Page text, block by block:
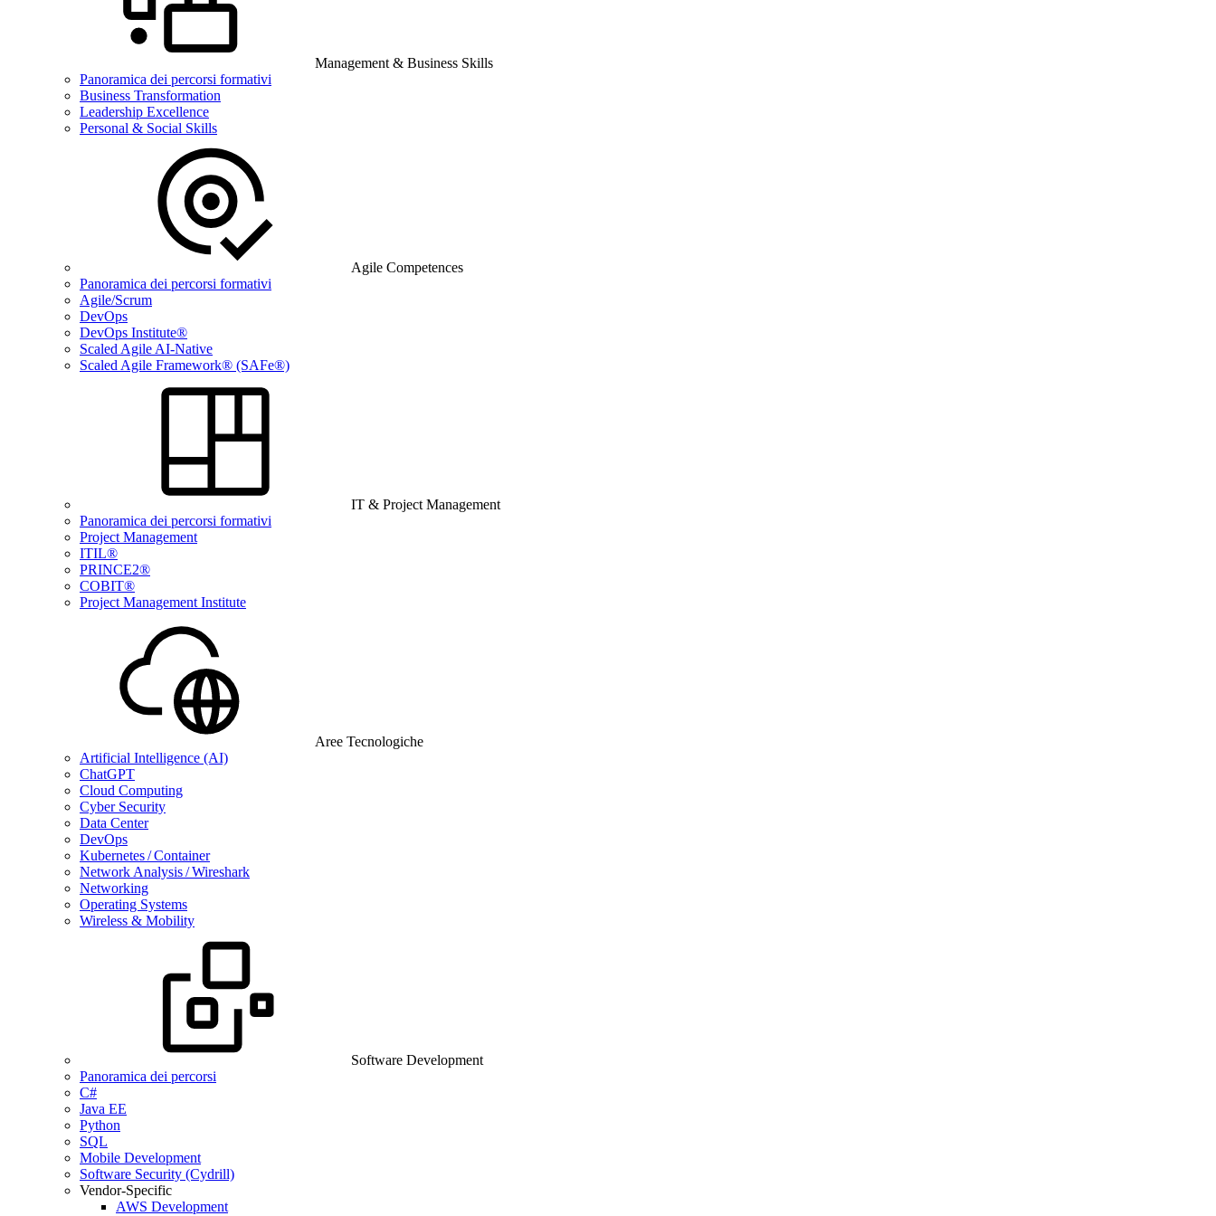
Management & Business Skills
Panoramica dei percorsi formativi
Business Transformation
Leadership Excellence
Personal & Social Skills
Agile Competences
Panoramica dei percorsi formativi
Agile/Scrum
DevOps
DevOps Institute®
Scaled Agile AI-Native
Scaled Agile Framework® (SAFe®)
IT & Project Management
Panoramica dei percorsi formativi
Project Management
ITIL®
PRINCE2®
COBIT®
Project Management Institute
Aree Tecnologiche
Artificial Intelligence (AI)
ChatGPT
Cloud Computing
Cyber Security
Data Center
DevOps
Kubernetes / Container
Network Analysis / Wireshark
Networking
Operating Systems
Wireless & Mobility
Software Development
Panoramica dei percorsi
C#
Java EE
Python
SQL
Mobile Development
Software Security (Cydrill)
Vendor-Specific
AWS Development